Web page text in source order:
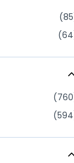
85
64
760
594